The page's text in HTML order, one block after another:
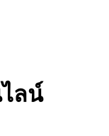
ลน์